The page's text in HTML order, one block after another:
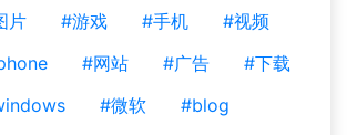
片 #游戏 #手机
#视频
#网站 #广告
#下载
#微软
#blog